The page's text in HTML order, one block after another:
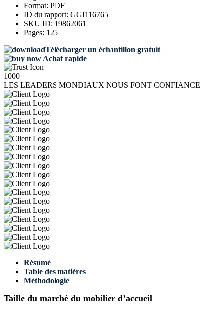
Format: PDF
ID du rapport: GGI116765
SKU ID: 19862061
Pages: 125
Télécharger un échantillon gratuit
Achat rapide
1000+
LES LEADERS MONDIAUX NOUS FONT CONFIANCE
Résumé
Table des matières
Méthodologie
Taille du marché du mobilier d’accueil